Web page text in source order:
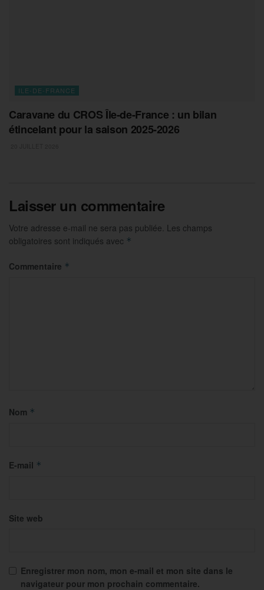
ILE-DE-FRANCE
Caravane du CROS Île-de-France : un bilan
étincelant pour la saison 2025-2026
Laisser un commentaire
Votre adresse e-mail ne sera pas publiée. Les champs
obligatoires sont indiqués avec *
Commentaire *
Nom *
E-mail *
Site web
Enregistrer mon nom, mon e-mail et mon site dans le
navigateur pour mon prochain commentaire.